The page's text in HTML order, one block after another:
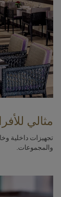
مثالي
تجهيزات داخلية
والمجموعات.